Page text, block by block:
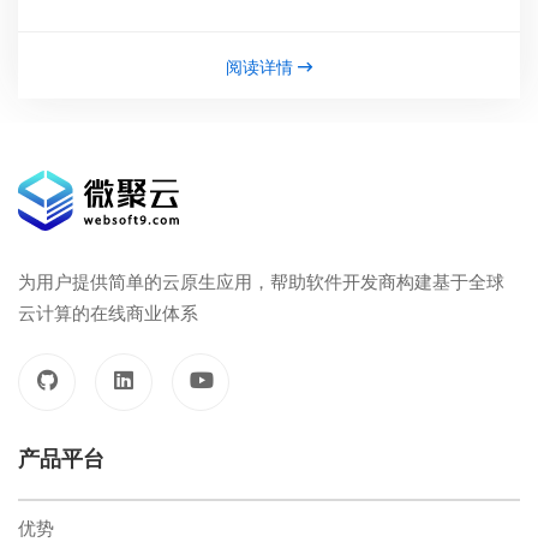
阅读详情
为用户提供简单的云原生应用，帮助软件开发商构建基于全球
云计算的在线商业体系
产品平台
优势